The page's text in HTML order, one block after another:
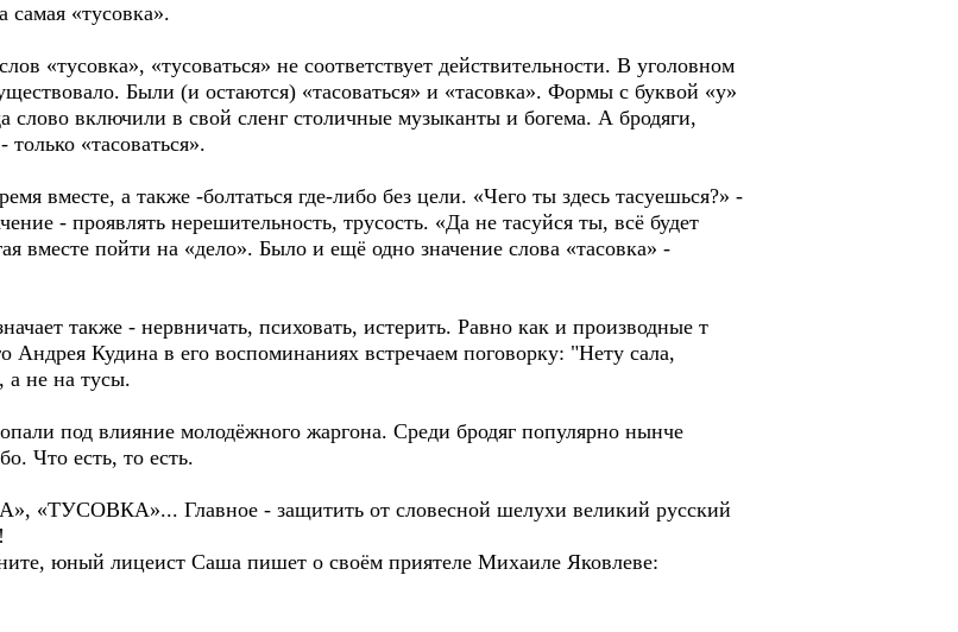
самая «тусовка».
«тусовка», «тусоваться» не соответствует действительности. В уголовном
Были (и остаются) «тасоваться» и «тасовка». Формы с буквой «у»
слово включили в свой сленг столичные музыканты и богема. А бродяги,
«тасоваться».
вместе, а также -болтаться где-либо без цели. «Чего ты здесь тасуешься?» -
- проявлять нерешительность, трусость. «Да не тасуйся ты, всё будет
вместе пойти на «дело». Было и ещё одно значение слова «тасовка» -
также - нервничать, психовать, истерить. Равно как и производные т
Андрея Кудина в его воспоминаниях встречаем поговорку: "Нету сала,
а не на тусы.
под влияние молодёжного жаргона. Среди бродяг популярно нынче
Что есть, то есть.
Главное - защитить от словесной шелухи великий русский
юный лицеист Саша пишет о своём приятеле Михаиле Яковлеве: